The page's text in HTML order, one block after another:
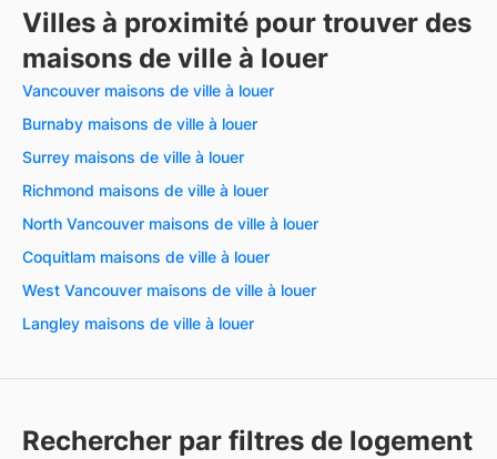
Villes à proximité pour trouver des
maisons de ville à louer
Vancouver maisons de ville à louer
Burnaby maisons de ville à louer
Surrey maisons de ville à louer
Richmond maisons de ville à louer
North Vancouver maisons de ville à louer
Coquitlam maisons de ville à louer
West Vancouver maisons de ville à louer
Langley maisons de ville à louer
Rechercher par filtres de logement